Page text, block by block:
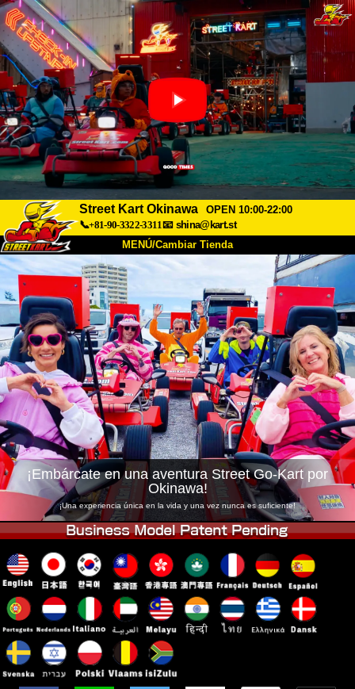
Street Kart Okinawa
OPEN 10:00-22:00
📞+81-90-3322-3311📧 shina@kart.st
MENÚ/Cambiar Tienda
Acerca de Especificaciones Precios
Acceso Testimonios Preguntas Frecuentes
Empresa Reservas
Cambiar Tienda
Tokyo Shinagawa Tokyo Akihabara#1
Tokyo Akihabara#2 Tokyo Shibuya
Tokyo Shibuya Annex Tokyo Bay
Tokyo Asakusa Osaka
Okinawa
¡Embárcate en una aventura Street Go-Kart por
Okinawa!
¡Una experiencia única en la vida y una vez nunca es suficiente!